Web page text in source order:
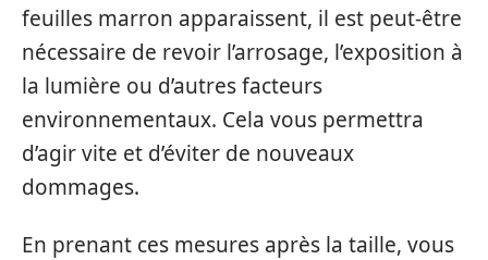
feuilles marron apparaissent, il est peut-être
nécessaire de revoir l’arrosage, l’exposition à
la lumière ou d’autres facteurs
environnementaux. Cela vous permettra
d’agir vite et d’éviter de nouveaux
dommages.
En prenant ces mesures après la taille, vous